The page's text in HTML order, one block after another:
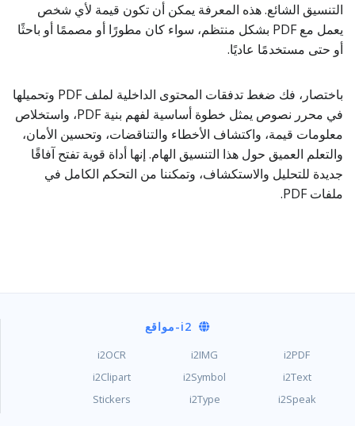
التنسيق الشائع. هذه المعرفة يمكن أن تكون قيمة لأي شخص
يعمل مع PDF بشكل منتظم، سواء كان مطورًا أو مصممًا أو باحثًا
أو حتى مستخدمًا عاديًا.
باختصار، فك ضغط تدفقات المحتوى الداخلية لملف PDF وتحميلها
في محرر نصوص يمثل خطوة أساسية لفهم بنية PDF، واستخلاص
معلومات قيمة، واكتشاف الأخطاء والتناقضات، وتحسين الأمان،
والتعلم العميق حول هذا التنسيق الهام. إنها أداة قوية تفتح آفاقًا
جديدة للتحليل والاستكشاف، وتمكننا من التحكم الكامل في
ملفات PDF.
i2-مواقع
i2PDF
i2IMG
i2OCR
i2Text
i2Symbol
i2Clipart
i2Speak
i2Type
Stickers